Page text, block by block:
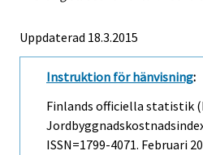
Uppdaterad 18.3.2015
Instruktion för hänvisning:
Finlands officiella statistik
ISSN=1799-4071. Februari